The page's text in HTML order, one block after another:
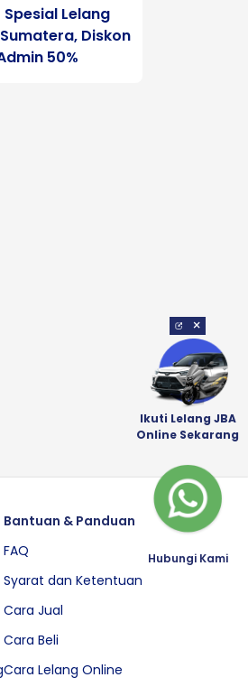
Lelang
Diskon
50%
Bantuan & Panduan
FAQ
Syarat dan Ketentuan
Cara Jual
Cara Beli
Cara Lelang Online
×
Ikuti Lelang JBA
Online Sekarang
Hubungi Kami